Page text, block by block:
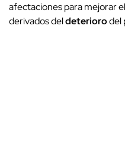
afectaciones para mejorar
derivados deldeteriorodel